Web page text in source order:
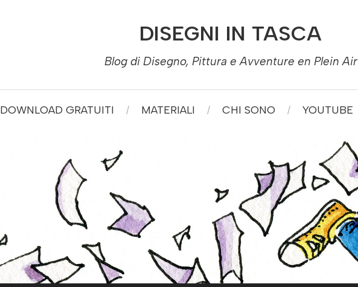
DISEGNI IN TASCA
Blog di Disegno, Pittura e Avventure en Plein Air
DOWNLOAD GRATUITI MATERIALI CHI SONO YOUTUBE